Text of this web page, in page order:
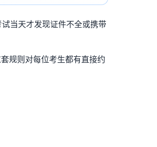
当天才发现证件不全或携带
规则对每位考生都有直接约